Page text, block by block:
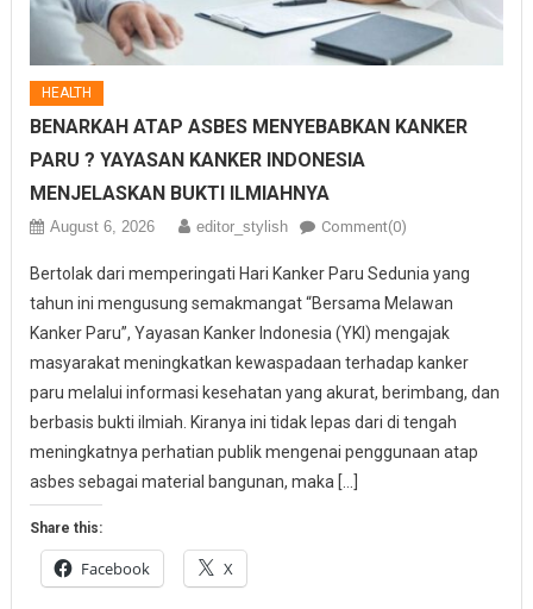
HEALTH
BENARKAH ATAP ASBES MENYEBABKAN KANKER
PARU ? YAYASAN KANKER INDONESIA
MENJELASKAN BUKTI ILMIAHNYA
August 6, 2026 editor_stylish Comment(0)
Bertolak dari memperingati Hari Kanker Paru Sedunia yang
tahun ini mengusung semakmangat “Bersama Melawan
Kanker Paru”, Yayasan Kanker Indonesia (YKI) mengajak
masyarakat meningkatkan kewaspadaan terhadap kanker
paru melalui informasi kesehatan yang akurat, berimbang, dan
berbasis bukti ilmiah. Kiranya ini tidak lepas dari di tengah
meningkatnya perhatian publik mengenai penggunaan atap
asbes sebagai material bangunan, maka […]
Share this:
Facebook X